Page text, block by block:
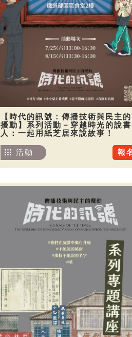
【時代的訊號：傳播技術與民主的
擾動】系列活動－穿越時光的說書
人：一起用紙芝居來說故事！
報
活動